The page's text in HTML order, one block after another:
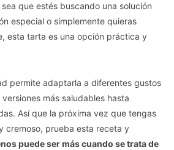
que estés buscando una solución
especial o simplemente quieras
esta tarta es una opción práctica y
permite adaptarla a diferentes gustos
más saludables hasta
Así que la próxima vez que tengas
cremoso, prueba esta receta y
puede ser más cuando se trata de